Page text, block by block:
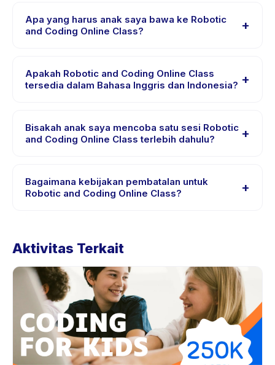
lokasi penyedia di Indonesia. Alamat lengkap, peta,
dan petunjuk arah tersedia di aplikasi Happy Kamper
Apa yang harus anak saya bawa ke Robotic
and Coding Online Class?
+
nyaman, air minum, dan perlengkapan khusus Robotic
and Coding Online Class. Penyedia akan
Apakah Robotic and Coding Online Class
tersedia dalam Bahasa Inggris dan Indonesia? +
Beberapa penyedia menawarkan Robotic and Coding
Online Class dalam Bahasa Inggris, cek halaman detail
Bisakah anak saya mencoba satu sesi Robotic
and Coding Online Class terlebih dahulu?
+
trial atau satu sesi. Cari badge trial pada daftar Robotic
and Coding Online Class, atau hubungi penyedia
Bagaimana kebijakan pembatalan untuk
Robotic and Coding Online Class?
+
pada halaman aktivitas di aplikasi. Kebanyakan
pemberitahuan sebelumnya.
Aktivitas Terkait